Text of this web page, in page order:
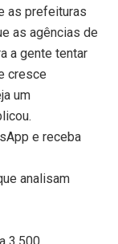
as prefeituras
as agências de
a gente tentar
cresce
um
e receba
analisam